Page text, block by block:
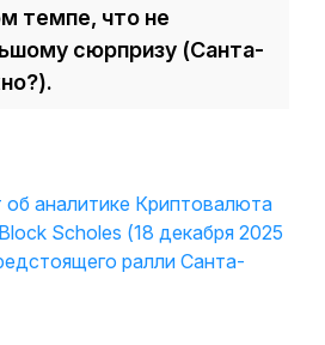
темпе, что не
сюрпризу (Санта-
об аналитике Криптовалюта
Scholes (18 декабря 2025
ралли Санта-